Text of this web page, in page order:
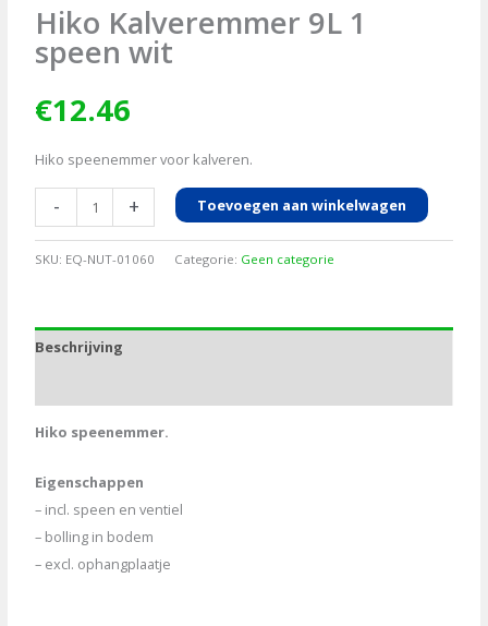
Hiko Kalveremmer 9L 1
speen wit
€12.46
Hiko speenemmer voor kalveren.
-
Kalveremmer
wit
aantal
+ Toevoegen aan winkelwagen
SKU: EQ-NUT-01060 Categorie: Geen categorie
Beschrijving
Hiko speenemmer.
Eigenschappen
– incl. speen en ventiel
– bolling in bodem
– excl. ophangplaatje